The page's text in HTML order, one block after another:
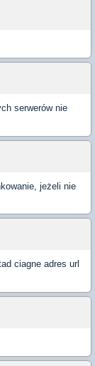
serwerów nie
jeżeli nie
ciagne adres url